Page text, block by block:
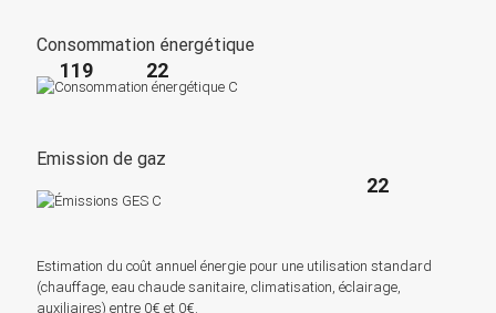
Consommation énergétique
119 22
Emission de gaz
22
Estimation du coût annuel énergie pour une utilisation standard
(chauffage, eau chaude sanitaire, climatisation, éclairage,
auxiliaires) entre 0€ et 0€.